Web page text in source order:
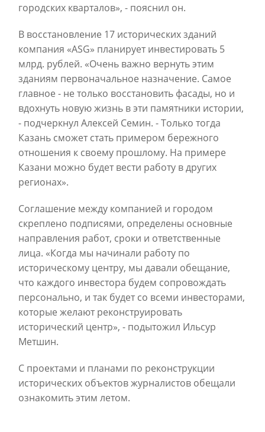
городских кварталов», - пояснил он.
В восстановление 17 исторических зданий
компания «ASG» планирует инвестировать 5
млрд. рублей. «Очень важно вернуть этим
зданиям первоначальное назначение. Самое
главное - не только восстановить фасады, но и
вдохнуть новую жизнь в эти памятники истории,
- подчеркнул Алексей Семин. - Только тогда
Казань сможет стать примером бережного
отношения к своему прошлому. На примере
Казани можно будет вести работу в других
регионах».
Соглашение между компанией и городом
скреплено подписями, определены основные
направления работ, сроки и ответственные
лица. «Когда мы начинали работу по
историческому центру, мы давали обещание,
что каждого инвестора будем сопровождать
персонально, и так будет со всеми инвесторами,
которые желают реконструировать
исторический центр», - подытожил Ильсур
Метшин.
С проектами и планами по реконструкции
исторических объектов журналистов обещали
ознакомить этим летом.